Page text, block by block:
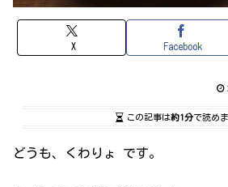
X Facebook
この記事は約1分で読めま
どうも、くわりょ です。